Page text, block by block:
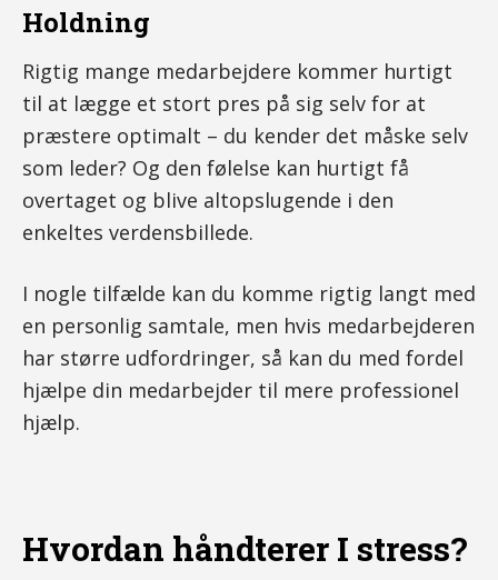
Holdning
Rigtig mange medarbejdere kommer hurtigt
til at lægge et stort pres på sig selv for at
præstere optimalt – du kender det måske selv
som leder? Og den følelse kan hurtigt få
overtaget og blive altopslugende i den
enkeltes verdensbillede.
I nogle tilfælde kan du komme rigtig langt med
en personlig samtale, men hvis medarbejderen
har større udfordringer, så kan du med fordel
hjælpe din medarbejder til mere professionel
hjælp.
Hvordan håndterer I stress?